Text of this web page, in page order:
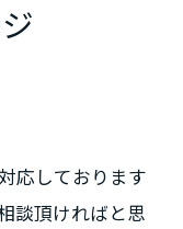
応しております
談頂ければと思